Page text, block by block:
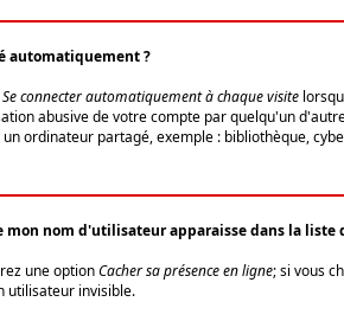
automatiquement ?
Se connecter automatiquement à chaque visite
abusive de votre compte par quelqu'un
ordinateur partagé, exemple : bibliothèque,
nom d'utilisateur apparaisse dans la liste
une optionCacher sa présence en ligne; si vous
utilisateur invisible.